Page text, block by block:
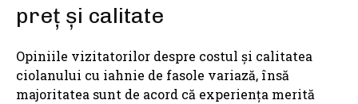
preț și calitate
Opiniile vizitatorilor despre costul și calitatea
ciolanului cu iahnie de fasole variază, însă
majoritatea sunt de acord că experiența merită